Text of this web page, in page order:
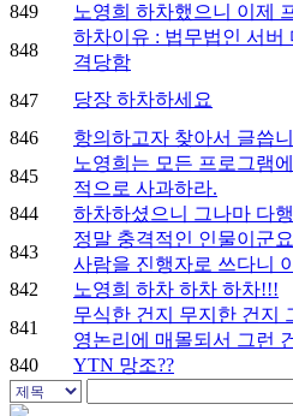
849
노영희 하차했으니 이제
848
하차이유 : 법무법인 서버
격당함
847 당장 하차하세요
846
항의하고자 찾아서 글씁
845
노영희는 모든 프로그램
적으로 사과하라.
844
하차하셨으니 그나마 다행
843
정말 충격적인 인물이군
사람을 진행자로 쓰다니
842
노영희 하차 하차 하차!!!
841
무식한 건지 무지한 건지
영논리에 매몰되서 그런
840
YTN 망조??